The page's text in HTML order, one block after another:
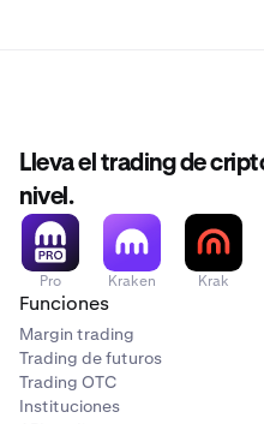
Lleva el trading de
nivel.
Pro Kraken Krak
Funciones
Margin trading
Trading de futuros
Trading OTC
Instituciones